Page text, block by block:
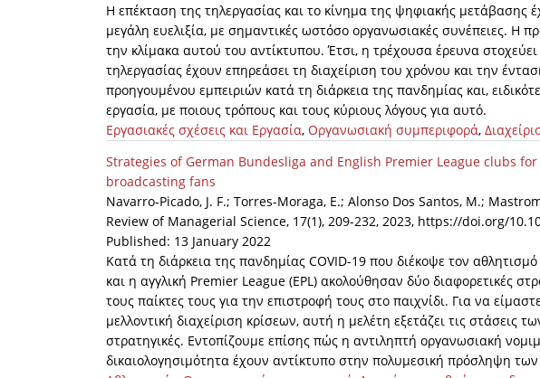
Η επέκταση της τηλεργασίας και το κίνημα της ψηφιακής μετάβασης
μεγάλη ευελιξία, με σημαντικές ωστόσο οργανωσιακές συνέπειες. Η
την κλίμακα αυτού του αντίκτυπου. Έτσι, η τρέχουσα έρευνα
τηλεργασίας έχουν επηρεάσει τη διαχείριση του χρόνου και την
προηγουμένου εμπειριών κατά τη διάρκεια της πανδημίας και,
εργασία, με ποιους τρόπους και τους κύριους λόγους για αυτό.
Εργασιακές σχέσεις και Εργασία, Οργανωσιακή συμπεριφορά,
Strategies of German Bundesliga and English Premier League clubs
broadcasting fans
Navarro-Picado, J. F.; Torres-Moraga, E.; Alonso Dos Santos, M.;
Review of Managerial Science, 17(1), 209-232, 2023, https://doi.org/
Published: 13 January 2022
Κατά τη διάρκεια της πανδημίας COVID-19 που διέκοψε τον
και η αγγλική Premier League (EPL) ακολούθησαν δύο διαφορετικές
τους παίκτες τους για την επιστροφή τους στο παιχνίδι. Για να
μελλοντική διαχείριση κρίσεων, αυτή η μελέτη εξετάζει τις στάσεις
στρατηγικές. Εντοπίζουμε επίσης πώς η αντιληπτή οργανωσιακή
δικαιολογησιμότητα έχουν αντίκτυπο στην πολυμεσική πρόσληψη